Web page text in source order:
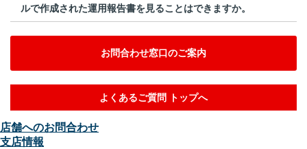
ルで作成された運用報告書を見ることはできますか。
お問合わせ窓口のご案内
よくあるご質問 トップへ
店舗へのお問合わせ
支店情報